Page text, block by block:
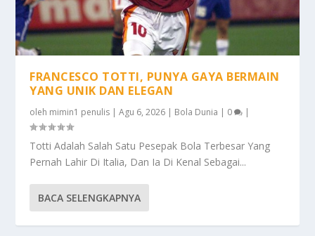
FRANCESCO TOTTI, PUNYA GAYA BERMAIN
YANG UNIK DAN ELEGAN
oleh mimin1 penulis |Agu 6, 2026 | Bola Dunia | 0 |
Totti Adalah Salah Satu Pesepak Bola Terbesar Yang
Pernah Lahir Di Italia, Dan Ia Di Kenal Sebagai...
BACA SELENGKAPNYA